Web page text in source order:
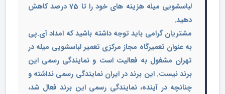
لباسشویی میله
هزینه های خود را تا 75 درصد کاهش
دهید.
مشتریان گرامی باید توجه داشته باشید که امداد آی.پی
به عنوان تعمیرگاه مجاز مرکزی تعمیر لباسشویی میله در
تهران مشغول به فعالیت است و نمایندگی رسمی این
برند نیست. این برند در ایران نمایندگی رسمی نداشته و
چنانچه در آینده، نمایندگی رسمی این برند فعال شد،